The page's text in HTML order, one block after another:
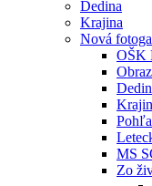
Dedina
Krajina
Nová
OŠK
MS
Zo